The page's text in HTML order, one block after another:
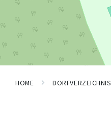
HOME DORFVERZEICHNIS